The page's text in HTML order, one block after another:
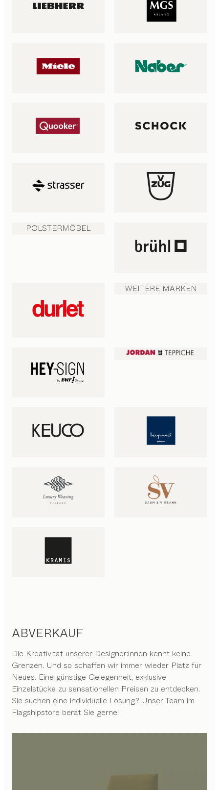
POLSTERMÖBEL
WEITERE MARKEN
ABVERKAUF
Die Kreativität unserer Designer:innen kennt keine
Grenzen. Und so schaffen wir immer wieder Platz für
Neues. Eine günstige Gelegenheit, exklusive
Einzelstücke zu sensationellen Preisen zu entdecken.
Sie suchen eine individuelle Lösung? Unser Team im
Flagshipstore berät Sie gerne!